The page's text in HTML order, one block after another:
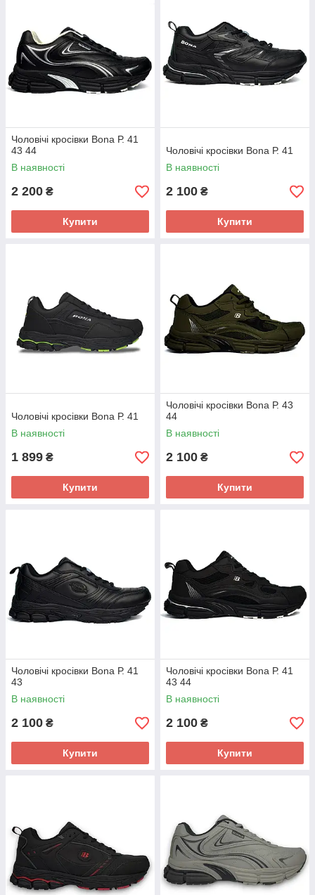
Чоловічі кросівки Bona Р. 41
43 44
В наявності
2 200 ₴
Купити
Чоловічі кросівки Bona Р. 41
В наявності
2 100 ₴
Купити
Чоловічі кросівки Bona Р. 41
В наявності
1 899 ₴
Купити
Чоловічі кросівки Bona Р. 43
44
В наявності
2 100 ₴
Купити
Чоловічі кросівки Bona Р. 41
43
В наявності
2 100 ₴
Купити
Чоловічі кросівки Bona Р. 41
43 44
В наявності
2 100 ₴
Купити